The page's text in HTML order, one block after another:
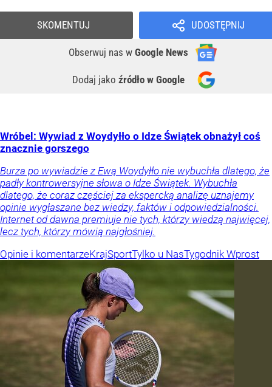
UDOSTĘPNIJ
Obserwuj nas w Google News
Dodaj jako źródło w Google
SKOMENTUJ
Wróbel: Wywiad z Woydyłło o Idze Świątek obnażył coś
znacznie gorszego
Burza po wywiadzie z Ewą Woydyłło nie wybuchła dlatego, że
padły kontrowersyjne słowa o Idze Świątek. Wybuchła
dlatego, że coraz częściej za ekspercką analizę uznajemy
opinie wygłaszane bez wiedzy, faktów i odpowiedzialności.
Internet od dawna premiuje nie tych, którzy wiedzą najwięcej,
lecz tych, którzy mówią najgłośniej.
Opinie i komentarzeKrajSportTylko u NasTygodnik Wprost